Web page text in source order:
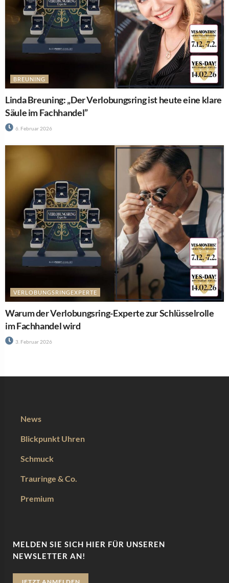
News
Blickpunkt Uhren
Schmuck
Trauringe & Co.
Premium
MELDEN SIE SICH HIER FÜR UNSEREN
NEWSLETTER AN!